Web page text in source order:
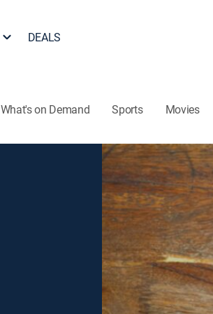
DEALS
What's on Demand Sports Movies